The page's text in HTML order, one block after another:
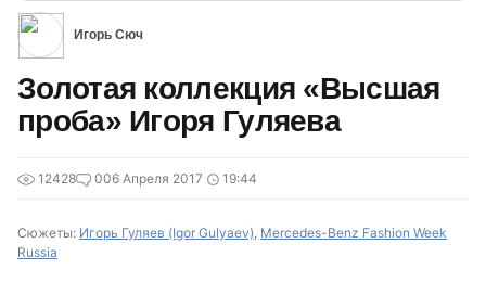
Игорь Сюч
Золотая коллекция «Высшая
проба» Игоря Гуляева
12428 006 Апреля 2017 19:44
Сюжеты: Игорь Гуляев (Igor Gulyaev), Mercedes-Benz Fashion Week
Russia